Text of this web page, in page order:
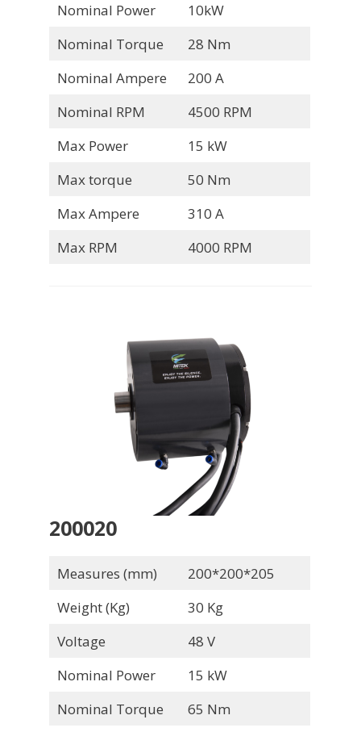
Nominal Power
10kW
Nominal Torque
28 Nm
Nominal Ampere
200 A
Nominal RPM
4500 RPM
Max Power
15 kW
Max torque
50 Nm
Max Ampere
310 A
Max RPM
4000 RPM
200020
Measures (mm)
200*200*205
Weight (Kg)
30 Kg
Voltage
48 V
Nominal Power
15 kW
Nominal Torque
65 Nm